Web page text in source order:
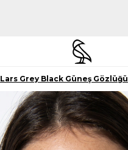
Lars Grey Black Güneş Gözlüğü